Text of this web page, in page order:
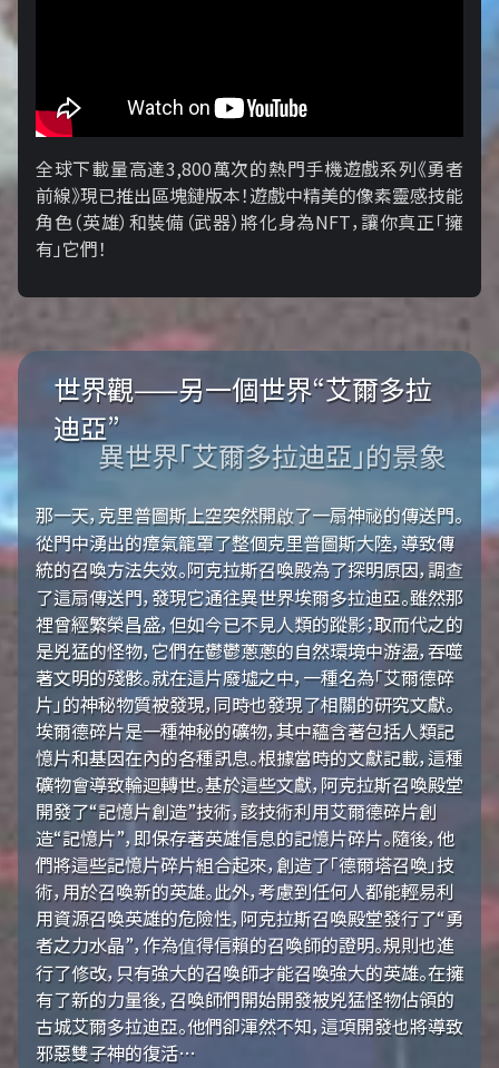
全球下載量高達3,800萬次的熱門手機遊戲系列《勇者
前線》現已推出區塊鏈版本！遊戲中精美的像素靈感技能
角色（英雄）和裝備（武器）將化身為NFT，讓你真正「擁​​
有」它們！
世界觀——另一個世界“艾爾多拉
迪亞”
異世界「艾爾多拉迪亞」的景象
那一天，克里普圖斯上空突然開啟了一扇神祕的傳送門。
從門中湧出的瘴氣籠罩了整個克里普圖斯大陸，導致傳
統的召喚方法失效。阿克拉斯召喚殿為了探明原因，調查
了這扇傳送門，發現它通往異世界埃爾多拉迪亞。雖然那
裡曾經繁榮昌盛，但如今已不見人類的蹤影；取而代之的
是兇猛的怪物，它們在鬱鬱蔥蔥的自然環境中游盪，吞噬
著文明的殘骸。就在這片廢墟之中，一種名為「艾爾德碎
片」的神秘物質被發現，同時也發現了相關的研究文獻。
埃爾德碎片是一種神秘的礦物，其中蘊含著包括人類記
憶片和基因在內的各種訊息。根據當時的文獻記載，這種
礦物會導致輪迴轉世。基於這些文獻，阿克拉斯召喚殿堂
開發了“記憶片創造”技術，該技術利用艾爾德碎片創
造“記憶片”，即保存著英雄信息的記憶片碎片。隨後，他
們將這些記憶片碎片組合起來，創造了「德爾塔召喚」技
術，用於召喚新的英雄。此外，考慮到任何人都能輕易利
用資源召喚英雄的危險性，阿克拉斯召喚殿堂發行了“勇
者之力水晶”，作為值得信賴的召喚師的證明。規則也進
行了修改，只有強大的召喚師才能召喚強大的英雄。在擁
有了新的力量後，召喚師們開始開發被兇猛怪物佔領的
古城艾爾多拉迪亞。他們卻渾然不知，這項開發也將導致
邪惡雙子神的復活…